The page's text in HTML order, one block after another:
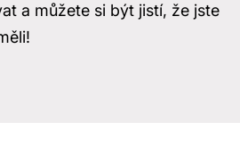
a můžete si být jistí, že jste